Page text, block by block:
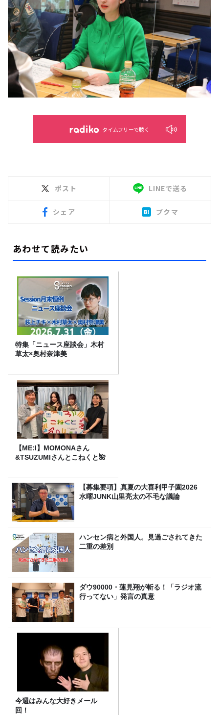
タイムフリーで聴く
ポスト LINEで送る
シェア ブクマ
あわせて読みたい
特集「ニュース座談会」木村
草太×奥村奈津美
【ME:I】MOMONAさん
&TSUZUMIさんとこねくと🌺
【募集要項】真夏の大喜利甲子園2026
水曜JUNK山里亮太の不毛な議論
ハンセン病と外国人。見過ごされてきた
二重の差別
ダウ90000・蓮見翔が斬る！「ラジオ流
行ってない」発言の真意
今週はみんな大好きメール
回！